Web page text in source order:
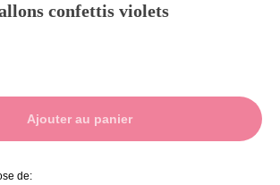
confettis violets
Ajouter au panier
de: